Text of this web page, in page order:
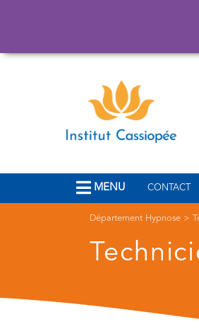
MENU CONTACT
Département Hypnose >